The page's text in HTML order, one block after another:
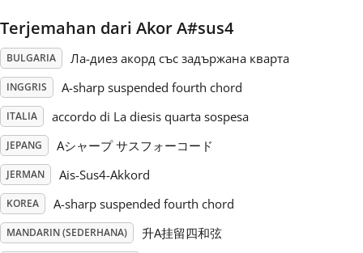
Polski
Português
Tiếng Việt
Terjemahan dari Akor A#sus4
BULGARIA Ла-диез акорд със задържана кварта
INGGRIS A-sharp suspended fourth chord
ITALIA accordo di La diesis quarta sospesa
JEPANG Aシャープ サスフォーコード
JERMAN Ais-Sus4-Akkord
KOREA A-sharp suspended fourth chord
MANDARIN (SEDERHANA) 升A挂留四和弦